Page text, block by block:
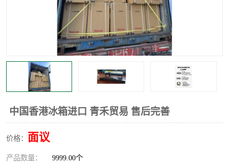
中国香港冰箱进口 青禾贸易 售后完善
价格： 面议
产品数量： 9999.00个